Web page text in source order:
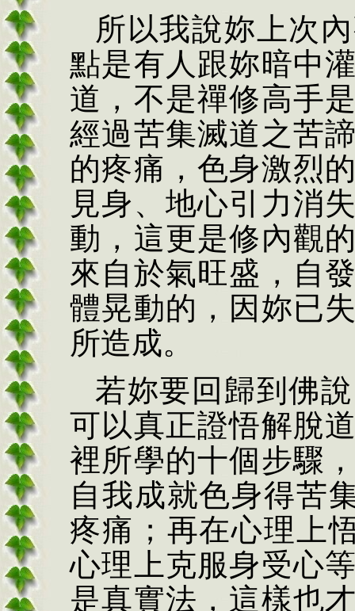
所以我說妳上次
點是有人跟妳暗中
道，不是禪修高手
經過苦集滅道之苦
的疼痛，色身激烈
見身、地心引力消
動，這更是修內觀
來自於氣旺盛，自
體晃動的，因妳已
所造成。
若妳要回歸到佛
可以真正證悟解脫
裡所學的十個步驟
自我成就色身得苦
疼痛；再在心理上
心理上克服身受心
是真實法，這樣也